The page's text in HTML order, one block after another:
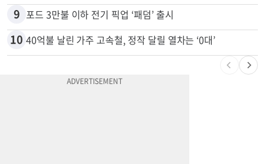
9 포드 3만불 이하 전기 픽업 ‘패덤’ 출시
10 40억불 날린 가주 고속철, 정작 달릴 열차는 ‘0대’